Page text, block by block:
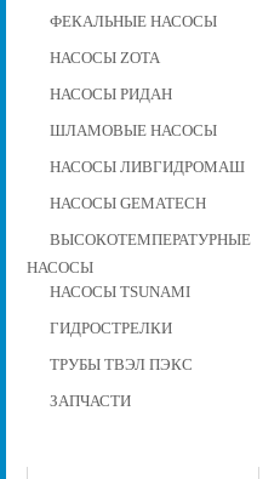
ФЕКАЛЬНЫЕ НАСОСЫ
НАСОСЫ ZOTA
НАСОСЫ РИДАН
ШЛАМОВЫЕ НАСОСЫ
НАСОСЫ ЛИВГИДРОМАШ
НАСОСЫ GEMATECH
ВЫСОКОТЕМПЕРАТУРНЫЕ
НАСОСЫ
НАСОСЫ TSUNAMI
ГИДРОСТРЕЛКИ
ТРУБЫ ТВЭЛ ПЭКС
ЗАПЧАСТИ